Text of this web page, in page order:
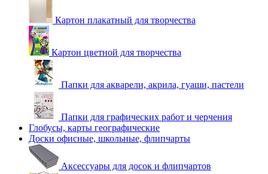
Картон плакатный для творчества
Картон цветной для творчества
Папки для акварели, акрила, гуаши, пастели
Папки для графических работ и черчения
Глобусы, карты географические
Доски офисные, школьные, флипчарты
Аксессуары для досок и флипчартов